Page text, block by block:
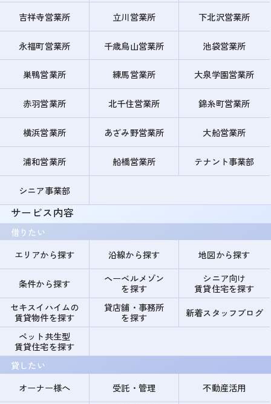
吉祥寺営業所 立川営業所 下北沢営業所
永福町営業所 千歳烏山営業所 池袋営業所
巣鴨営業所 練馬営業所 大泉学園営業所
赤羽営業所 北千住営業所 錦糸町営業所
横浜営業所 あざみ野営業所 大船営業所
浦和営業所 船橋営業所 テナント事業部
シニア事業部
サービス内容
借りたい
エリアから探す
沿線から探す 地図から探す
条件から探す
ヘーベルメゾン
を探す
シニア向け
賃貸住宅を探す
セキスイハイムの
賃貸物件を探す
貸店舗・事務所
を探す
新着スタッフブログ
ペット共生型
賃貸住宅を探す
貸したい
オーナー様へ
受託・管理 不動産活用